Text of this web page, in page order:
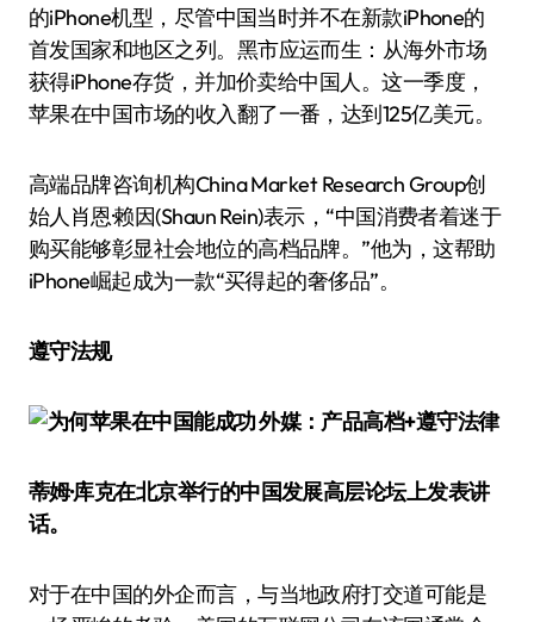
的iPhone机型，尽管中国当时并不在新款iPhone的
首发国家和地区之列。黑市应运而生：从海外市场
获得iPhone存货，并加价卖给中国人。这一季度，
苹果在中国市场的收入翻了一番，达到125亿美元。
高端品牌咨询机构China Market Research Group创
始人肖恩·赖因(Shaun Rein)表示，“中国消费者着迷于
购买能够彰显社会地位的高档品牌。”他为，这帮助
iPhone崛起成为一款“买得起的奢侈品”。
遵守法规
蒂姆·库克在北京举行的中国发展高层论坛上发表讲
话。
对于在中国的外企而言，与当地政府打交道可能是